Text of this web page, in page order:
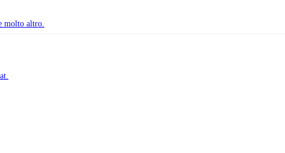
molto altro.